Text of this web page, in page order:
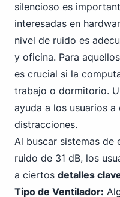
silencioso es
interesadas en
nivel de ruido es
y oficina. Para
es crucial si la
trabajo o dormitorio.
ayuda a los usuarios
distracciones.
Al buscar sistemas de
ruido de 31 dB, los
a ciertos detalles
Tipo de Ventilador: